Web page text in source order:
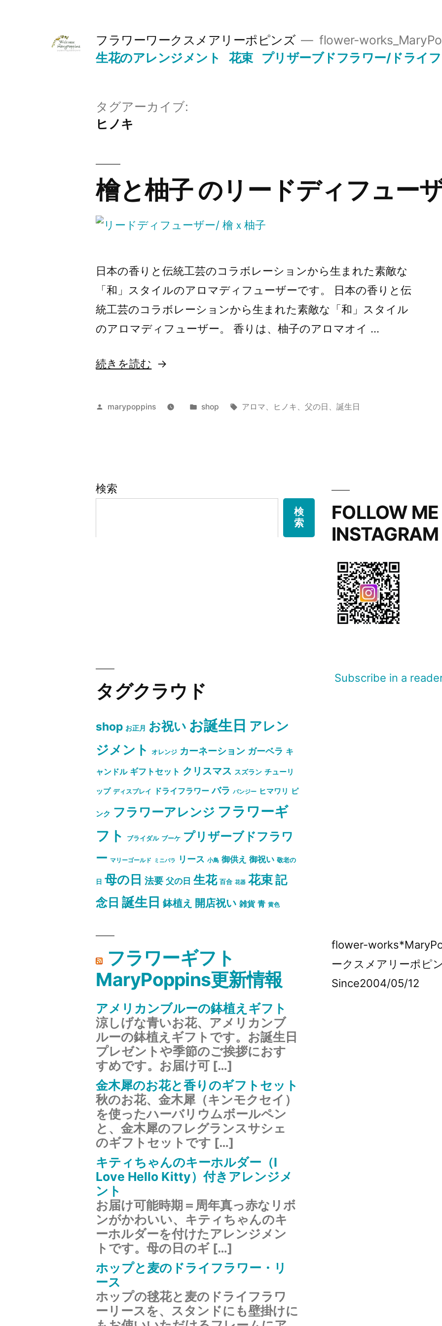
フラワーワークスメアリーポピンズ
flower-
生花のアレンジメント
花束 プリザーブドフラワー/ドライ
タグアーカイブ:
ヒノキ
檜と柚子 のリードディフュー
日本の香りと伝統工芸のコラボレーションから生まれた素敵な
「和」スタイルのアロマディフューザーです。 日本の香りと伝
統工芸のコラボレーションから生まれた素敵な「和」スタイル
のアロマディフューザー。 香りは、柚子のアロマオイ …
“檜
柚
ド
ィ
続きを読む
投
marypoppins
カ
shop
タ
アロマ ヒノキ 父の日 誕生日
検索
検
索
FOLLOW
INSTAGRAM
タグクラウド
shop お正月 お祝い お誕生日 アレン
ジメント
オレンジ カーネーション ガーベラ キ
ャンドル ギフトセット クリスマス スズラン チューリ
ップ ディスプレイ ドライフラワー バラ パンジー ヒマワリ ピ
ンク フラワーアレンジ フラワーギ
フト
ブライダル ブーケ プリザーブドフラワ
ー マリーゴールド ミニバラ リース 小鳥 御供え 御祝い 敬老の
日 母の日 法要 父の日 生花 百合 花器 花束記
念日 誕生日 鉢植え 開店祝い 雑貨 青 黄色
Subscribe in a
フラワーギフト
MaryPoppins更新情報
アメリカンブルーの鉢植えギフト
涼しげな青いお花、アメリカンブ
ルーの鉢植えギフトです。お誕生日
プレゼントや季節のご挨拶におす
すめです。お届け可 […]
金木犀のお花と香りのギフトセット
秋のお花、金木犀（キンモクセイ）
を使ったハーバリウムボールペン
と、金木犀のフレグランスサシェ
のギフトセットです […]
キティちゃんのキーホルダー（I
Love Hello Kitty）付きアレンジメ
ント
お届け可能時期＝周年真っ赤なリボ
ンがかわいい、キティちゃんのキ
ーホルダーを付けたアレンジメン
トです。母の日のギ […]
ホップと麦のドライフラワー・リ
ース
ホップの毬花と麦のドライフラワ
ーリースを、スタンドにも壁掛けに
flower-
ークスメアリーポピ
Since2004/05/12